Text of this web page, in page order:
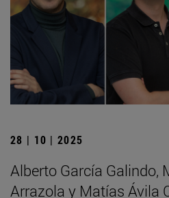
28 | 10 | 2025
Alberto García Galindo,
Arrazola y Matías Ávila